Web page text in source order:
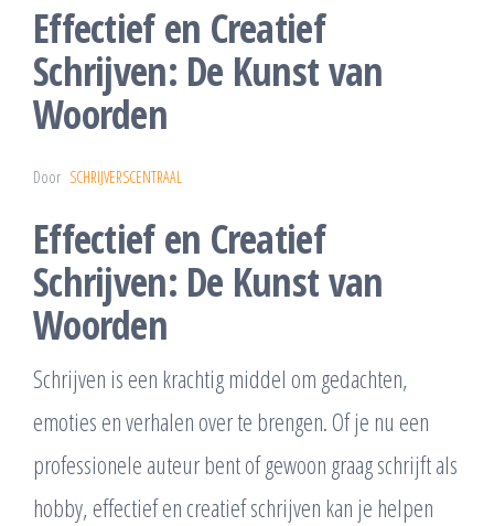
Effectief en Creatief
Schrijven: De Kunst van
Woorden
Door SCHRIJVERSCENTRAAL
Effectief en Creatief
Schrijven: De Kunst van
Woorden
Schrijven is een krachtig middel om gedachten,
emoties en verhalen over te brengen. Of je nu een
professionele auteur bent of gewoon graag schrijft als
hobby, effectief en creatief schrijven kan je helpen